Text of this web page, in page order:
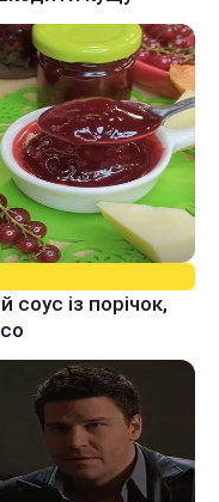
соус із порічок,